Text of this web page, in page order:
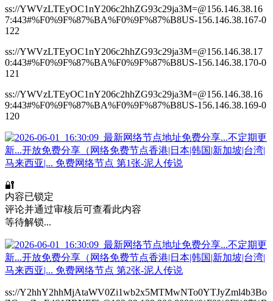
ss://YWVzLTEyOC1nY206c2hhZG93c29ja3M=@156.146.38.16
7:443#%F0%9F%87%BA%F0%9F%87%B8US-156.146.38.167-0
122
ss://YWVzLTEyOC1nY206c2hhZG93c29ja3M=@156.146.38.17
0:443#%F0%9F%87%BA%F0%9F%87%B8US-156.146.38.170-0
121
ss://YWVzLTEyOC1nY206c2hhZG93c29ja3M=@156.146.38.16
9:443#%F0%9F%87%BA%F0%9F%87%B8US-156.146.38.169-0
120
🔐
内容已锁定
评论并通过审核后可查看此内容
等待解锁...
ss://Y2hhY2hhMjAtaWV0Zi1wb2x5MTMwNTo0YTJyZml4b3Bo